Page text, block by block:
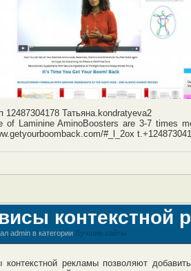
12487304178 Татьяна.kondratyeva2
of Laminine AminoBoosters are 3-7 times
#_l_2ox
контекстной
admin в категории Лучшие сайты
контекстной рекламы позволяют